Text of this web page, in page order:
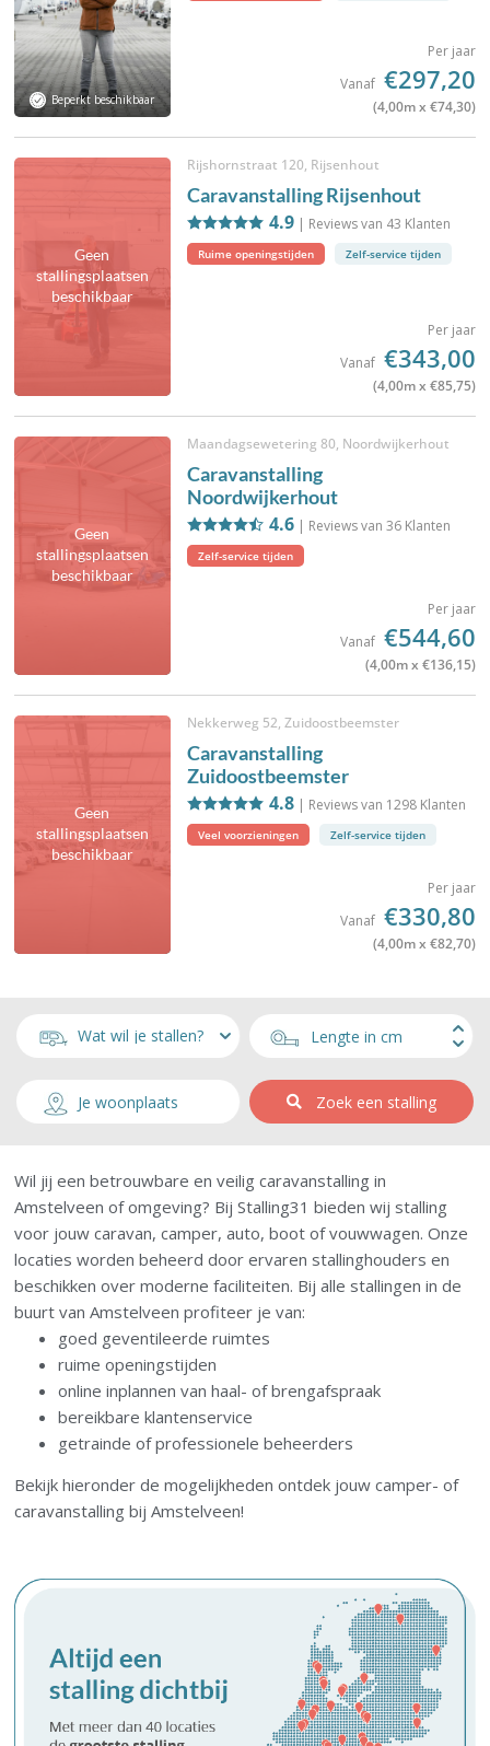
Beperkt beschikbaar
Per jaar
Vanaf €297,20
(4,00m x €74,30)
Geen
stallingsplaatsen
beschikbaar
Rijshornstraat 120, Rijsenhout
Caravanstalling Rijsenhout
4.9| Reviews van 43 Klanten
Ruime openingstijden Zelf-service tijden
Per jaar
Vanaf €343,00
(4,00m x €85,75)
Geen
stallingsplaatsen
beschikbaar
Maandagsewetering 80, Noordwijkerhout
Caravanstalling
Noordwijkerhout
4.6| Reviews van 36Klanten
Zelf-service tijden
Per jaar
Vanaf €544,60
(4,00m x €136,15)
Geen
stallingsplaatsen
beschikbaar
Nekkerweg 52, Zuidoostbeemster
Caravanstalling
Zuidoostbeemster
4.8| Reviews van 1298Klanten
Veel voorzieningen Zelf-service tijden
Per jaar
Vanaf €330,80
(4,00m x €82,70)
Zoek een stalling
Wil jij een betrouwbare en veilig caravanstalling in
Amstelveen of omgeving? Bij Stalling31 bieden wij stalling
voor jouw caravan, camper, auto, boot of vouwwagen. Onze
locaties worden beheerd door ervaren stallinghouders en
beschikken over moderne faciliteiten. Bij alle stallingen in de
buurt van Amstelveen profiteer je van:
goed geventileerde ruimtes
ruime openingstijden
online inplannen van haal- of brengafspraak
bereikbare klantenservice
getrainde of professionele beheerders
Bekijk hieronder de mogelijkheden ontdek jouw camper- of
caravanstalling bij Amstelveen!